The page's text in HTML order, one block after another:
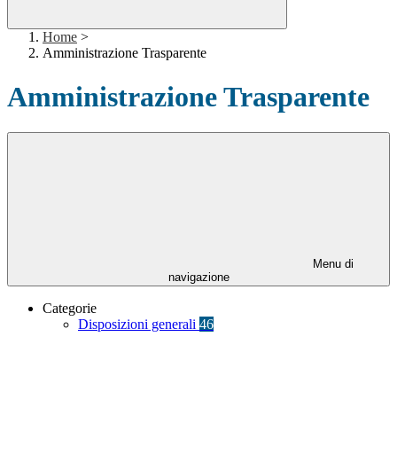
Home >
Amministrazione Trasparente
Amministrazione Trasparente
Menu di
navigazione
Categorie
Disposizioni generali 46